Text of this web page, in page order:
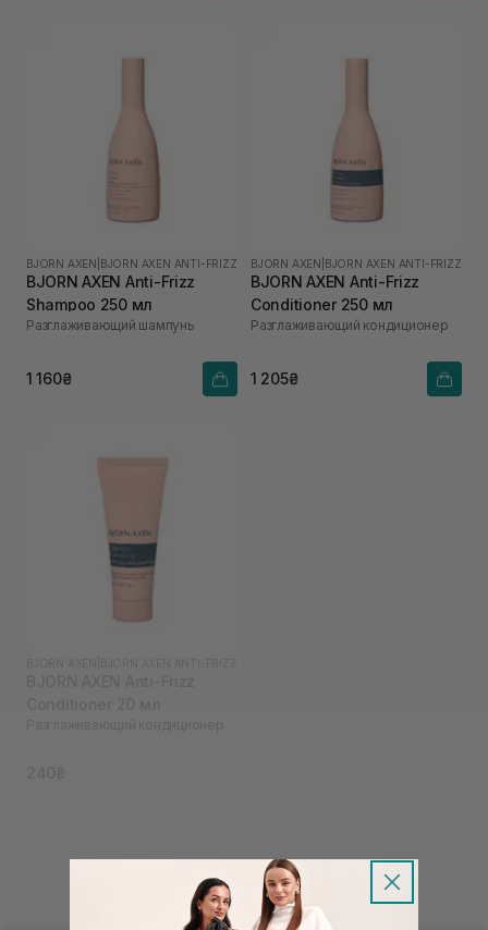
BJORN AXEN BJORN AXEN ANTI-FRIZZ
BJORN AXEN Anti-Frizz
Shampoo 250 мл
Разглаживающий шампунь
1 160₴
BJORN AXEN BJORN AXEN ANTI-FRIZZ
BJORN AXEN Anti-Frizz
Conditioner 250 мл
Разглаживающий кондиционер
1 205₴